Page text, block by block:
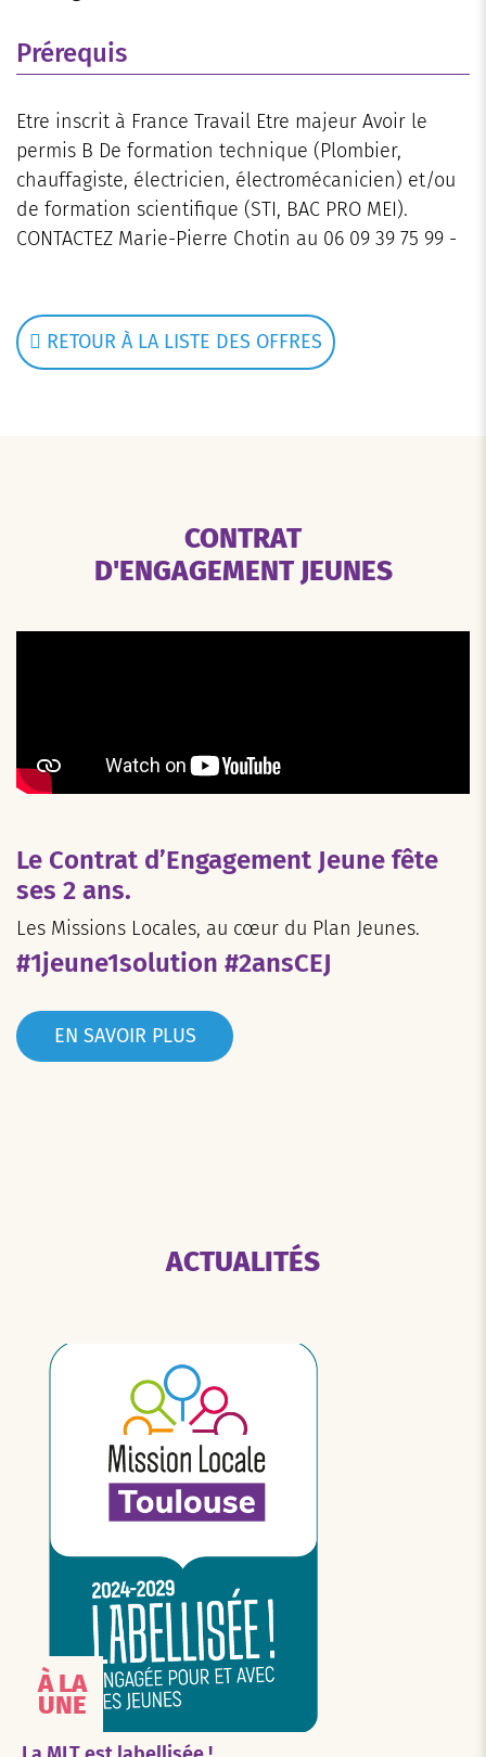
Prérequis
Etre inscrit à France Travail Etre majeur Avoir le
permis B De formation technique (Plombier,
chauffagiste, électricien, électromécanicien) et/ou
de formation scientifique (STI, BAC PRO MEI).
CONTACTEZ Marie-Pierre Chotin au 06 09 39 75 99 -
RETOUR À LA LISTE DES OFFRES
CONTRAT
D'ENGAGEMENT JEUNES
Le Contrat d’Engagement Jeune fête
ses 2 ans.
Les Missions Locales, au cœur du Plan Jeunes.
#1jeune1solution #2ansCEJ
EN SAVOIR PLUS
ACTUALITÉS
À LA
UNE